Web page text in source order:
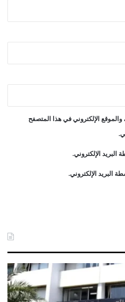
الإلكتروني في هذا المتصفح
البريد الإلكتروني.
البريد الإلكتروني.